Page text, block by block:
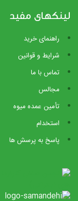
لینکهای مفید
راهنمای خرید
شرایط و قوانین
تماس با ما
مجالس
تأمین عمده میوه
استخدام
پاسخ به پرسش ها